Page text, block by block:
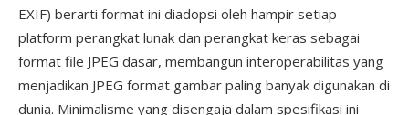
EXIF) berarti format ini diadopsi oleh hampir setiap
platform perangkat lunak dan perangkat keras sebagai
format file JPEG dasar, membangun interoperabilitas yang
menjadikan JPEG format gambar paling banyak digunakan di
dunia. Minimalisme yang disengaja dalam spesifikasi ini